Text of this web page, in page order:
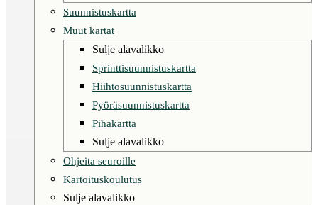
Suunnistuskartta
Muut kartat
Sulje alavalikko
Sprinttisuunnistuskartta
Hiihtosuunnistuskartta
Pyöräsuunnistuskartta
Pihakartta
Sulje alavalikko
Ohjeita seuroille
Kartoituskoulutus
Sulje alavalikko